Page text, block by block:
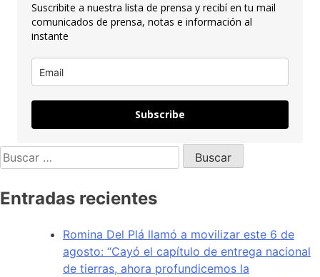
Suscribite a nuestra lista de prensa y recibí en tu mail
comunicados de prensa, notas e información al
instante
Subscribe
Entradas recientes
Romina Del Plá llamó a movilizar este 6 de
agosto: “Cayó el capítulo de entrega nacional
de tierras, ahora profundicemos la